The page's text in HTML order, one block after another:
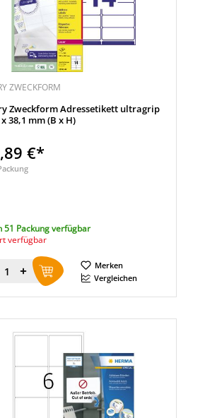
ZWECKFORM
Zweckform Adressetikett ultragrip
38,1 mm (B x H)
€*
51 Packung verfügbar
verfügbar
Merken
Vergleichen